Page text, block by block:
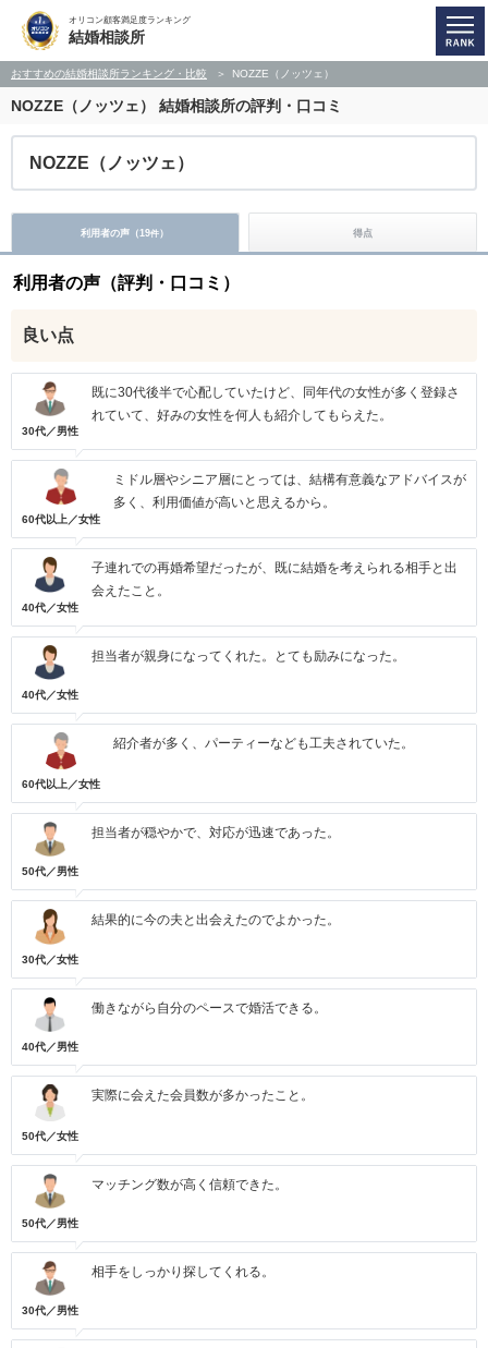
オリコン顧客満足度ランキング
結婚相談所
おすすめの結婚相談所ランキング・比較 NOZZE（ノッツェ）
NOZZE（ノッツェ） 結婚相談所の評判・口コミ
NOZZE（ノッツェ）
利用者の声（19件） 得点
利用者の声（評判・口コミ）
良い点
30代／男性
既に30代後半で心配していたけど、同年代の女性が多く登録さ
れていて、好みの女性を何人も紹介してもらえた。
60代以上／女性
ミドル層やシニア層にとっては、結構有意義なアドバイスが
多く、利用価値が高いと思えるから。
40代／女性
子連れでの再婚希望だったが、既に結婚を考えられる相手と出
会えたこと。
40代／女性
担当者が親身になってくれた。とても励みになった。
60代以上／女性
紹介者が多く、パーティーなども工夫されていた。
50代／男性
担当者が穏やかで、対応が迅速であった。
30代／女性
結果的に今の夫と出会えたのでよかった。
40代／男性
働きながら自分のペースで婚活できる。
50代／女性
実際に会えた会員数が多かったこと。
50代／男性
マッチング数が高く信頼できた。
30代／男性
相手をしっかり探してくれる。